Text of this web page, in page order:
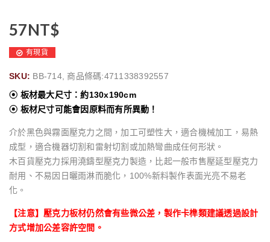
57NT$
有現貨
SKU: BB-714, 商品條碼:4711338392557
⦿ 板材最大尺寸：約130x190cm
⦿ 板材尺寸可能會因原料而有所異動！
介於黑色與霧面壓克力之間，加工可塑性大，適合機械加工，易熱
成型，適合機器切割和雷射切割或加熱彎曲成任何形狀。
木百貨壓克力採用澆鑄型壓克力製造，比起一般市售壓延型壓克力
耐用、不易因日曬雨淋而脆化，100%新料製作表面光亮不易老
化。
【注意】壓克力板材仍然會有些微公差，製作卡榫類建議透過設計
方式增加公差容許空間。